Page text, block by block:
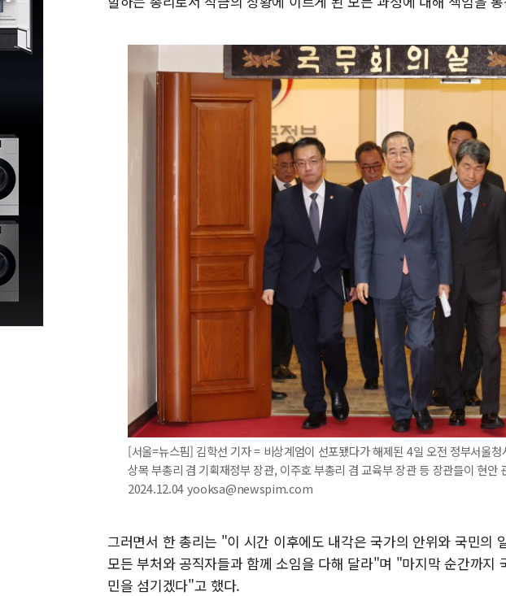
[서울=뉴스핌] 김학선 기자 = 비상계엄이 선포됐다가 해제된 4일 오전 정부서울
상목 부총리 겸 기획재정부 장관, 이주호 부총리 겸 교육부 장관 등 장관들이 현안
2024.12.04 yooksa@newspim.com
그러면서 한 총리는 "이 시간 이후에도 내각은 국가의 안위와 국민의
모든 부처와 공직자들과 함께 소임을 다해 달라"며 "마지막 순간까지
민을 섬기겠다"고 했다.